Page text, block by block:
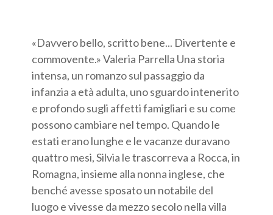
«Davvero bello, scritto bene... Divertente e
commovente.» Valeria Parrella Una storia
intensa, un romanzo sul passaggio da
infanzia a età adulta, uno sguardo intenerito
e profondo sugli affetti famigliari e su come
possono cambiare nel tempo. Quando le
estati erano lunghe e le vacanze duravano
quattro mesi, Silvia le trascorreva a Rocca, in
Romagna, insieme alla nonna inglese, che
benché avesse sposato un notabile del
luogo e vivesse da mezzo secolo nella villa